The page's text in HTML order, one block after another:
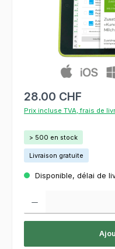
28.00 CHF
Prix incluse TVA, frais de
> 500 en stock
Livraison gratuite
Disponible, délai de